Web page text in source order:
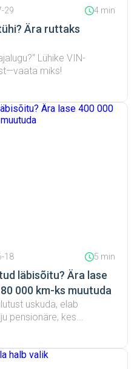
29 4 min
Ära ruttaks
Lühike VIN-
miks!
18 5 min
läbisõitu? Ära lase
000 km-ks muutuda
uskuda, elab
pensionäre, kes...